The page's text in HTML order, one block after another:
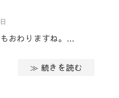
おわりますね。…
≫ 続きを読む